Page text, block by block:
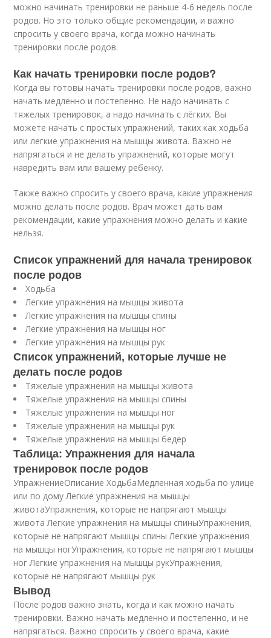
можно начинать тренировки не раньше 4-6 недель после
родов. Но это только общие рекомендации, и важно
спросить у своего врача, когда можно начинать
тренировки после родов.
Как начать тренировки после родов?
Когда вы готовы начать тренировки после родов, важно
начать медленно и постепенно. Не надо начинать с
тяжелых тренировок, а надо начинать с лёгких. Вы
можете начать с простых упражнений, таких как ходьба
или легкие упражнения на мышцы живота. Важно не
напрягаться и не делать упражнений, которые могут
навредить вам или вашему ребенку.
Также важно спросить у своего врача, какие упражнения
можно делать после родов. Врач может дать вам
рекомендации, какие упражнения можно делать и какие
нельзя.
Список упражнений для начала тренировок
после родов
Ходьба
Легкие упражнения на мышцы живота
Легкие упражнения на мышцы спины
Легкие упражнения на мышцы ног
Легкие упражнения на мышцы рук
Список упражнений, которые лучше не
делать после родов
Тяжелые упражнения на мышцы живота
Тяжелые упражнения на мышцы спины
Тяжелые упражнения на мышцы ног
Тяжелые упражнения на мышцы рук
Тяжелые упражнения на мышцы бедер
Таблица: Упражнения для начала
тренировок после родов
УпражнениеОписание ХодьбаМедленная ходьба по улице
или по дому Легкие упражнения на мышцы
животаУпражнения, которые не напрягают мышцы
живота Легкие упражнения на мышцы спиныУпражнения,
которые не напрягают мышцы спины Легкие упражнения
на мышцы ногУпражнения, которые не напрягают мышцы
ног Легкие упражнения на мышцы рукУпражнения,
которые не напрягают мышцы рук
Вывод
После родов важно знать, когда и как можно начать
тренировки. Важно начать медленно и постепенно, и не
напрягаться. Важно спросить у своего врача, какие